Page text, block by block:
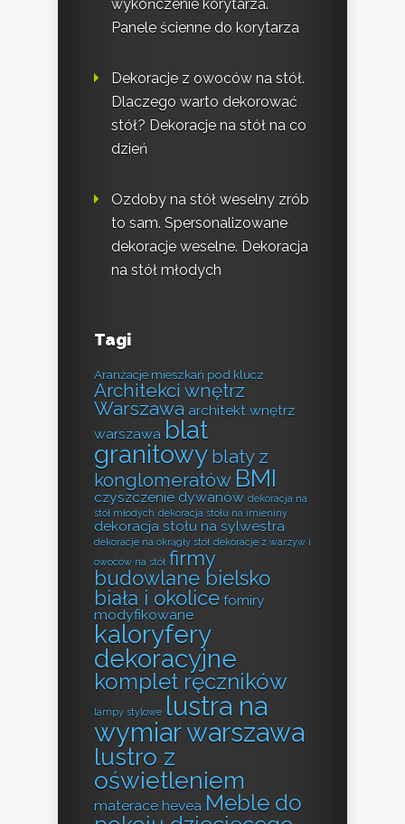
wykończenie korytarza.
Panele ścienne do korytarza
Dekoracje z owoców na stół.
Dlaczego warto dekorować
stół? Dekoracje na stół na co
dzień
Ozdoby na stół weselny zrób
to sam. Spersonalizowane
dekoracje weselne. Dekoracja
na stół młodych
Tagi
Aranżacje mieszkań pod klucz
Architekci wnętrz
Warszawa architekt wnętrz
warszawa blat
granitowy blaty z
konglomeratów BMI
czyszczenie dywanów dekoracja na
stół młodych dekoracja stołu na imieniny
dekoracja stołu na sylwestra
dekoracje na okrągły stół dekoracje z warzyw i
owoców na stół firmy
budowlane bielsko
biała i okolice forniry
modyfikowane
kaloryfery
dekoracyjne
komplet ręczników
lampy stylowe lustra na
wymiar warszawa
lustro z
oświetleniem
materace hevea Meble do